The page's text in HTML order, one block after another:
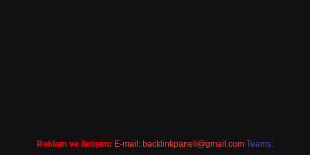
Reklam ve İletişim: E-mail: backlinkpaneli@gmail.com Teams: